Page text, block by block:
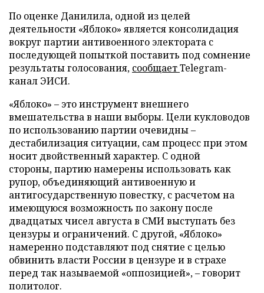
По оценке Данилила, одной из целей
деятельности «Яблоко» является консолидация
вокруг партии антивоенного электората с
последующей попыткой поставить под сомнение
результаты голосования, сообщаетTelegram-
канал ЭИСИ.
«Яблоко» – это инструмент внешнего
вмешательства в наши выборы. Цели кукловодов
по использованию партии очевидны –
дестабилизация ситуации, сам процесс при этом
носит двойственный характер. С одной
стороны, партию намерены использовать как
рупор, объединяющий антивоенную и
антигосударственную повестку, с расчетом на
имеющуюся возможность по закону после
двадцатых чисел августа в СМИ выступать без
цензуры и ограничений. С другой, «Яблоко»
намеренно подставляют под снятие с целью
обвинить власти России в цензуре и в страхе
перед так называемой «оппозицией», – говорит
политолог.